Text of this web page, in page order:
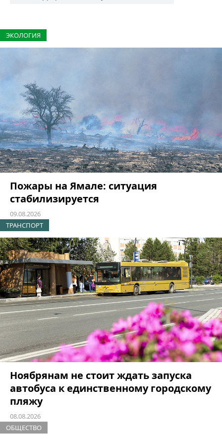
ЭКОЛОГИЯ
Пожары на Ямале: ситуация
стабилизируется
09.08.2026
ТРАНСПОРТ
Ноябрянам не стоит ждать запуска
автобуса к единственному городскому
пляжу
08.08.2026
ОБЩЕСТВО